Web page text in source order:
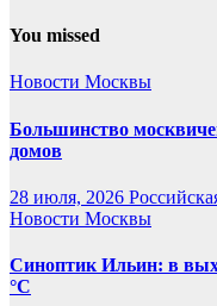
You missed
Новости Москвы
Большинство
домов
28 июля, 2026
Новости Москвы
Синоптик Ильин: в
°C